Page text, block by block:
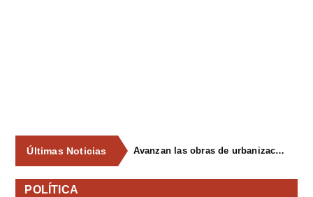
Últimas Noticias VOX Siero presenta un Plan Integral para garantizar la seguridad vial y la accesibilidad en Carbayín Alto
POLÍTICA